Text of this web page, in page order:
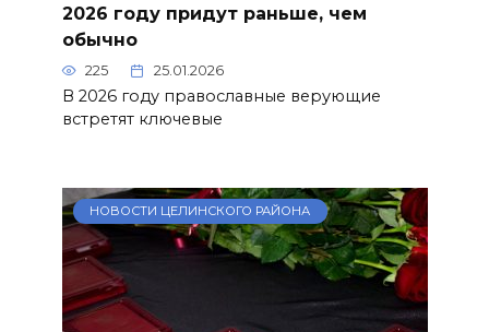
2026 году придут раньше, чем
обычно
225 25.01.2026
В 2026 году православные верующие
встретят ключевые
НОВОСТИ ЦЕЛИНСКОГО РАЙОНА